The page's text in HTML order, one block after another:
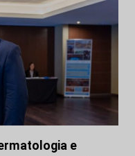
e